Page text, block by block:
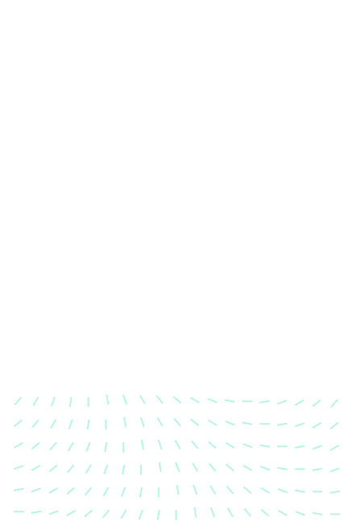
Karosserievermessung
Unsere exakte Karosserievermessung stellt sicher,